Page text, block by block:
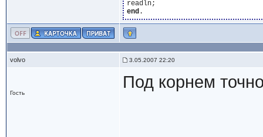
end
volvo 3.05.2007 22:20
Гость
Под корнем